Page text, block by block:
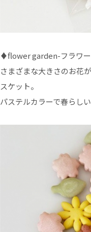
♦flower garden-フラワ
さまざまな大きさのお花
スケット。
パステルカラーで春らし